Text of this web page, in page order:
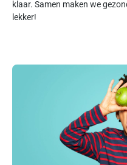
klaar. Samen maken we
lekker!